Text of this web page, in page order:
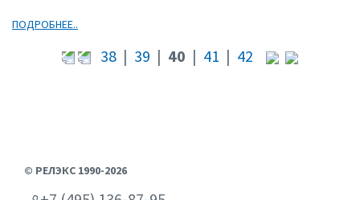
ПОДРОБНЕЕ..
38 | 39 | 40 | 41 | 42
© РЕЛЭКС 1990-2026